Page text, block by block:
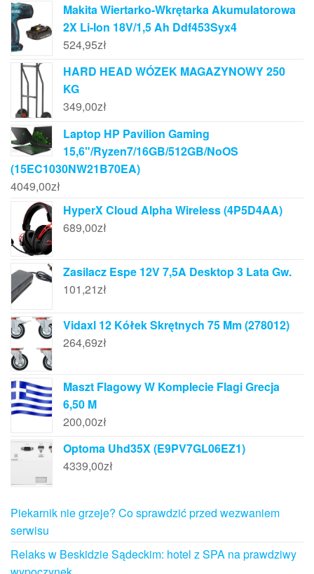
Makita Wiertarko-Wkrętarka Akumulatorowa
2X Li-Ion 18V/1,5 Ah Ddf453Syx4
524,95zł
HARD HEAD WÓZEK MAGAZYNOWY 250
KG
349,00zł
Laptop HP Pavilion Gaming
15,6"/Ryzen7/16GB/512GB/NoOS
(15EC1030NW21B70EA)
4049,00zł
HyperX Cloud Alpha Wireless (4P5D4AA)
689,00zł
Zasilacz Espe 12V 7,5A Desktop 3 Lata Gw.
101,21zł
Vidaxl 12 Kółek Skrętnych 75 Mm (278012)
264,69zł
Maszt Flagowy W Komplecie Flagi Grecja
6,50 M
200,00zł
Optoma Uhd35X (E9PV7GL06EZ1)
4339,00zł
Piekarnik nie grzeje? Co sprawdzić przed wezwaniem
serwisu
Relaks w Beskidzie Sądeckim: hotel z SPA na prawdziwy